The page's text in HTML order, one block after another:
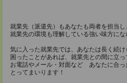
就業先（派遣先）もあなたも両者を担当し
就業先の環境も理解している強い味方にな
気に入った就業先では、あなたは長く続け
困ったことがあれば、就業先との間に立
お電話やメール・対面など あなたに合っ
とってまいります！